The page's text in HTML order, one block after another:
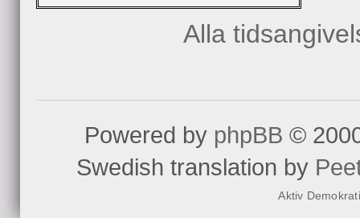
Så vem av er kan
Alla
Powered by phpBB ©
Swedish translation by
Aktiv Demokrati